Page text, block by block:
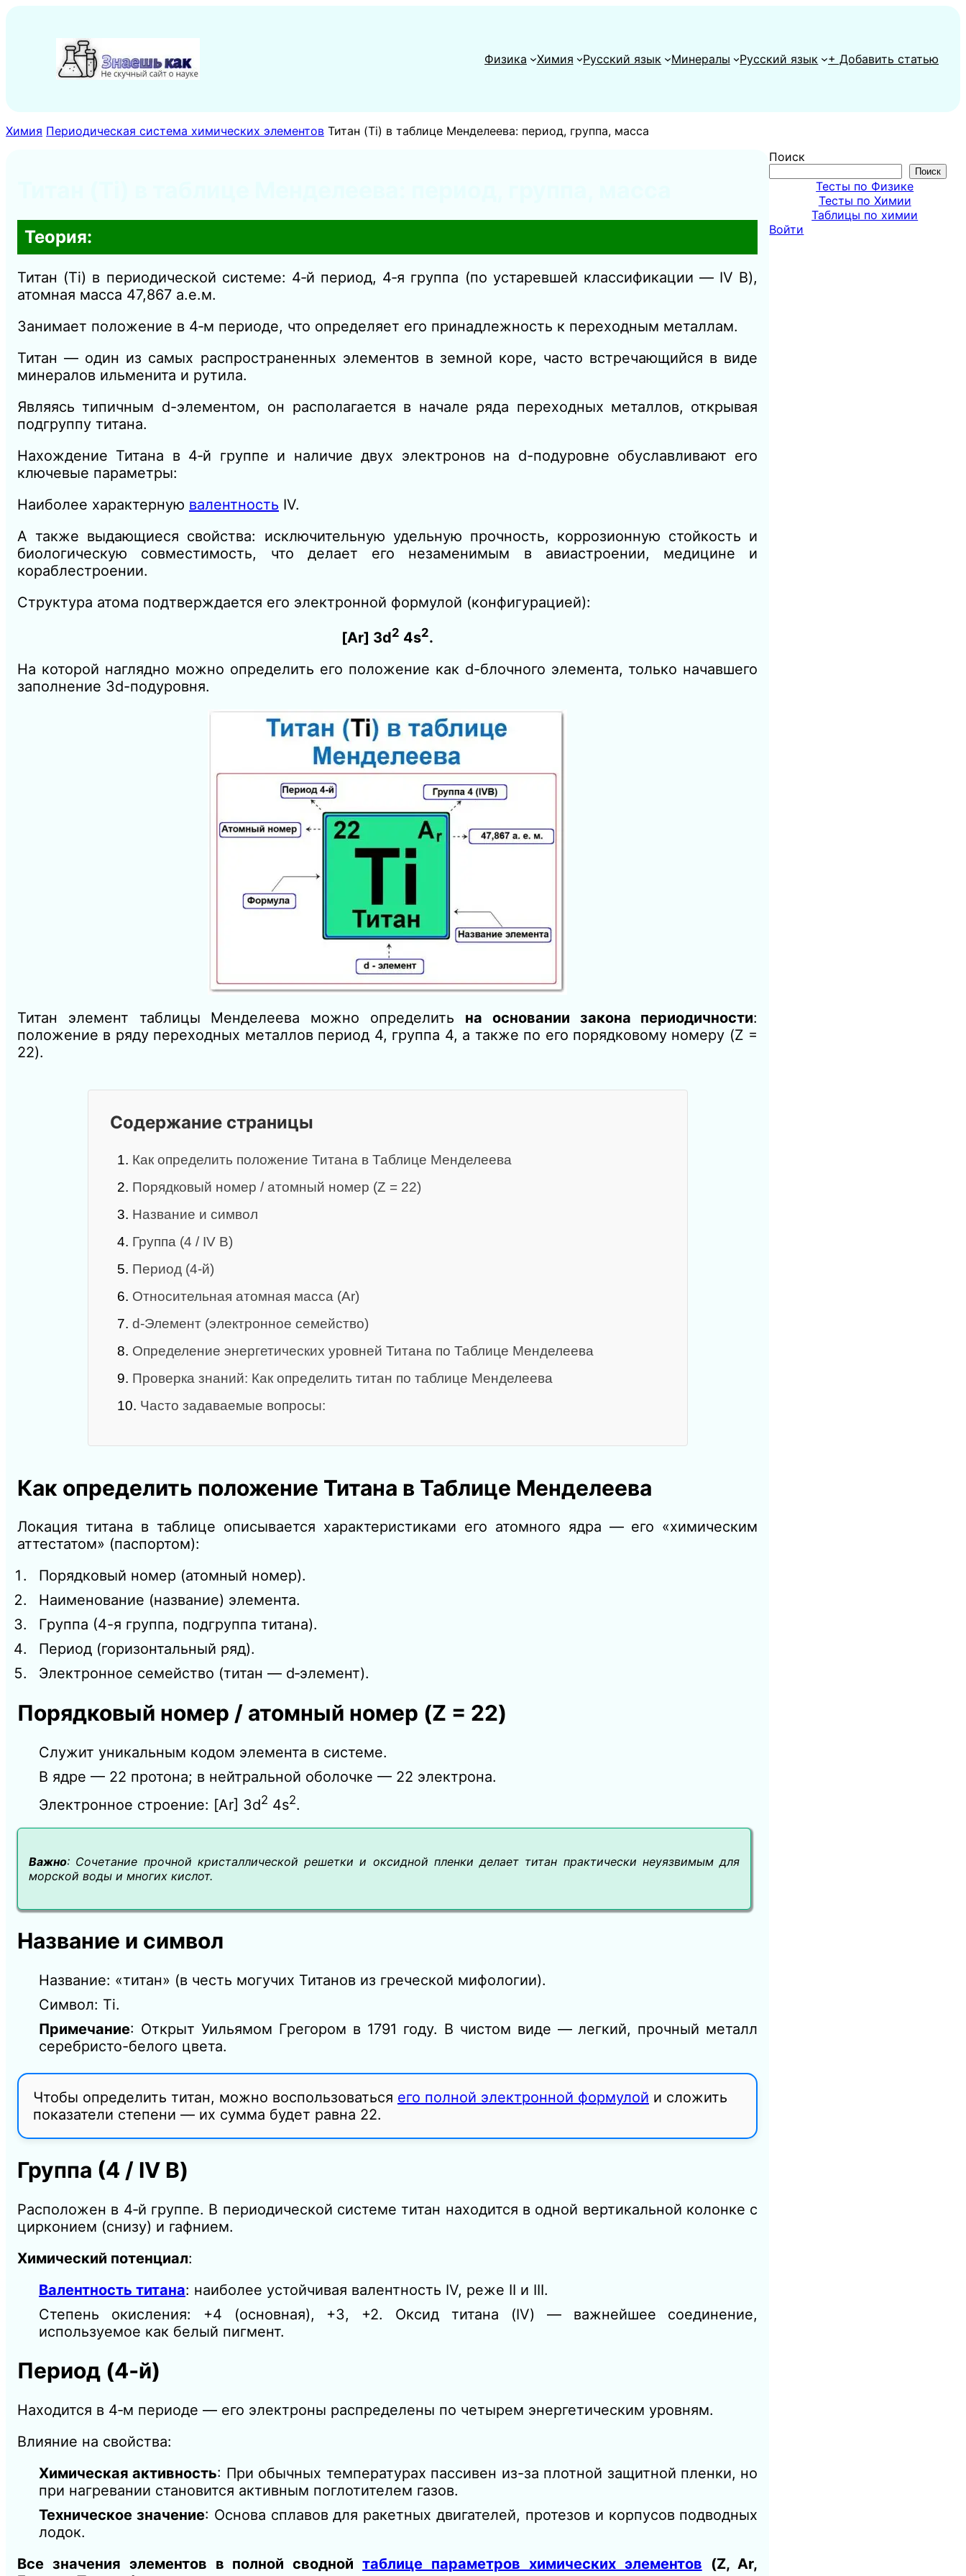
содержимому
Физика
Химия Русский язык Минералы Русский язык + Добавить статью
Химия Периодическая система химических элементов Титан (Ti) в таблице Менделеева: период, группа, масса
Теория:
Титан (Ti) в периодической системе: 4‑й период, 4‑я группа (по устаревшей классификации — IV B),
атомная масса 47,867 а.е.м.
Занимает положение в 4‑м периоде, что определяет его принадлежность к переходным металлам.
Титан — один из самых распространенных элементов в земной коре, часто встречающийся в виде
минералов ильменита и рутила.
Являясь типичным d-элементом, он располагается в начале ряда переходных металлов, открывая
подгруппу титана.
Нахождение Титана в 4‑й группе и наличие двух электронов на d-подуровне обуславливают его
ключевые параметры:
Наиболее характерную валентность IV.
А также выдающиеся свойства: исключительную удельную прочность, коррозионную стойкость и
биологическую совместимость, что делает его незаменимым в авиастроении, медицине и
кораблестроении.
Структура атома подтверждается его электронной формулой (конфигурацией):
[Ar] 3d2 4s2.
На которой наглядно можно определить его положение как d-блочного элемента, только начавшего
заполнение 3d-подуровня.
Титан элемент таблицы Менделеева можно определить на основании закона периодичности:
положение в ряду переходных металлов период 4, группа 4, а также по его порядковому номеру (Z =
22).
Содержание страницы
1. Как определить положение Титана в Таблице Менделеева
2. Порядковый номер / атомный номер (Z = 22)
3. Название и символ
4. Группа (4 / IV B)
5. Период (4‑й)
6. Относительная атомная масса (Ar)
7. d‑Элемент (электронное семейство)
8. Определение энергетических уровней Титана по Таблице Менделеева
9. Проверка знаний: Как определить титан по таблице Менделеева
10. Часто задаваемые вопросы:
Как определить положение Титана в Таблице Менделеева
Локация титана в таблице описывается характеристиками его атомного ядра — его «химическим
аттестатом» (паспортом):
Порядковый номер (атомный номер).
Наименование (название) элемента.
Группа (4-я группа, подгруппа титана).
Период (горизонтальный ряд).
Электронное семейство (титан — d‑элемент).
Порядковый номер / атомный номер (Z = 22)
Служит уникальным кодом элемента в системе.
В ядре — 22 протона; в нейтральной оболочке — 22 электрона.
Электронное строение: [Ar] 3d2 4s2.
Важно: Сочетание прочной кристаллической решетки и оксидной пленки делает титан практически неуязвимым для
морской воды и многих кислот.
Название и символ
Название: «титан» (в честь могучих Титанов из греческой мифологии).
Символ: Ti.
Примечание: Открыт Уильямом Грегором в 1791 году. В чистом виде — легкий, прочный металл
серебристо-белого цвета.
Чтобы определить титан, можно воспользоваться его полной электронной формулой и сложить
показатели степени — их сумма будет равна 22.
Группа (4 / IV B)
Расположен в 4‑й группе. В периодической системе титан находится в одной вертикальной колонке с
цирконием (снизу) и гафнием.
Химический потенциал:
Валентность титана: наиболее устойчивая валентность IV, реже II и III.
Степень окисления: +4 (основная), +3, +2. Оксид титана (IV) — важнейшее соединение,
используемое как белый пигмент.
Период (4‑й)
Находится в 4‑м периоде — его электроны распределены по четырем энергетическим уровням.
Влияние на свойства:
Химическая активность: При обычных температурах пассивен из-за плотной защитной пленки, но
при нагревании становится активным поглотителем газов.
Техническое значение: Основа сплавов для ракетных двигателей, протезов и корпусов подводных
лодок.
Все значения элементов в полной своднойтаблице параметров химических элементов (Z, Ar,
Поиск
Поиск
Тесты по Физике
Тесты по Химии
Таблицы по химии
Войти